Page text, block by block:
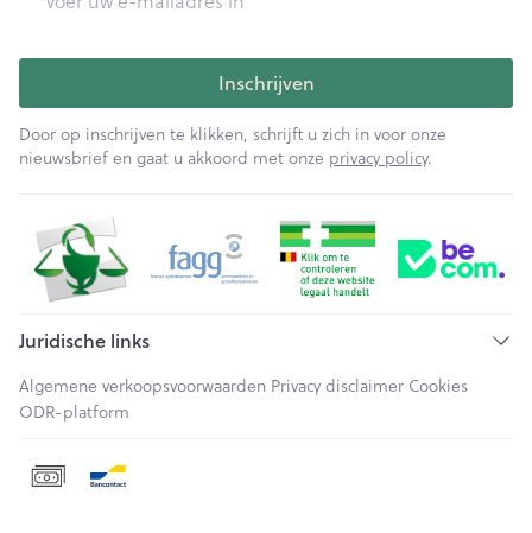
Inschrijven
Door op inschrijven te klikken, schrijft u zich in voor onze
nieuwsbrief en gaat u akkoord met onze privacy policy.
Juridische links
Algemene verkoopsvoorwaarden Privacy disclaimer Cookies
ODR-platform